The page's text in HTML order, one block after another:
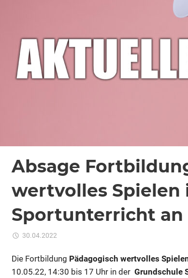
Absage
wertvolles Spielen
Sportunterricht an
30.04.2022
Fortbildung
„Pädagogisch
Die Fortbildung Pädagogisch wertvolles
10.05.22, 14:30 bis 17 Uhr in der Grundschule